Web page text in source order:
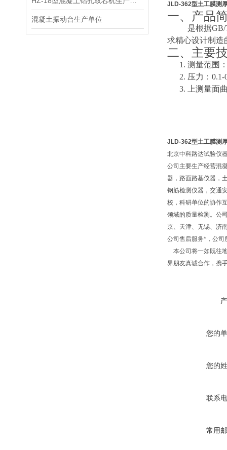
混凝土振动台生产单位
JLD-362型土工膜测
一、 产品
是根据GB/
求精心设计制造
二、主要
1. 测量范围
2. 压力： 0.1-
3.
上测量面
JLD-362型土工膜测
北京中科路达试验仪
公司主要生产经营混
器，路面路基仪器，
钢筋检测仪器，交通
校，科研单位的协作
领域的质量检测。公
京、天津、无锡、济
公司售后服务*，公司
本公司将一如既往
界朋友真诚合作，携
您的
您的
联系
常用